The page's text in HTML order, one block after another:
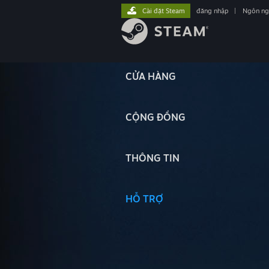
CỬA HÀNG
CỘNG ĐỒNG
THÔNG TIN
HỖ TRỢ
Cài đặt Steam đăng nhập Ngôn